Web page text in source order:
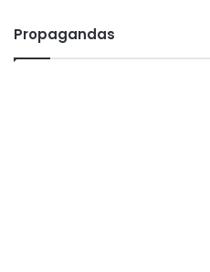
Propagandas